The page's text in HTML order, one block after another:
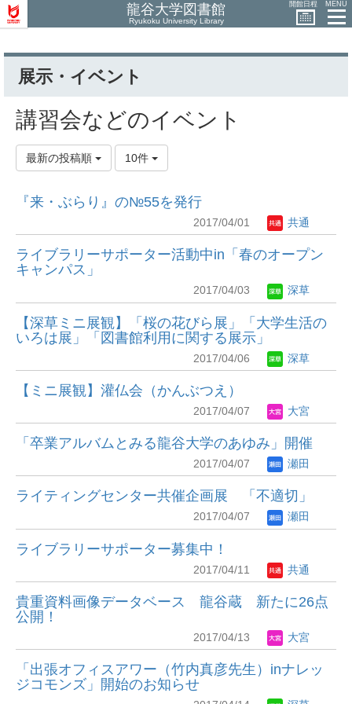
龍谷大学図書館
Ryukoku University Library
開館日程 MENU
展示・イベント
講習会などのイベント
最新の投稿順 10件
『来・ぶらり』の№55を発行
2017/04/01 共通
ライブラリーサポーター活動中in「春のオープン
キャンパス」
2017/04/03 深草
【深草ミニ展観】「桜の花びら展」「大学生活の
いろは展」「図書館利用に関する展示」
2017/04/06 深草
【ミニ展観】灌仏会（かんぶつえ）
2017/04/07 大宮
「卒業アルバムとみる龍谷大学のあゆみ」開催
2017/04/07 瀬田
ライティングセンター共催企画展 「不適切」
2017/04/07 瀬田
ライブラリーサポーター募集中！
2017/04/11 共通
貴重資料画像データベース 龍谷蔵 新たに26点
公開！
2017/04/13 大宮
「出張オフィスアワー（竹内真彦先生）inナレッ
ジコモンズ」開始のお知らせ